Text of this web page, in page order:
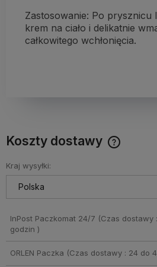
Zastosowanie: Po prysznicu
krem ​​na ciało i delikatnie
całkowitego wchłonięcia.
Koszty dostawy
Kraj wysyłki:
InPost Paczkomat 24/7 (Czas dostawy
godzin )
ORLEN Paczka (Czas dostawy : 24 do